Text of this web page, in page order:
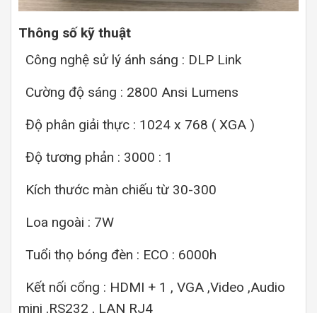
Thông số kỹ thuật
Công nghệ sử lý ánh sáng : DLP Link
Cường độ sáng : 2800 Ansi Lumens
Độ phân giải thực : 1024 x 768 ( XGA )
Độ tương phản : 3000 : 1
Kích thước màn chiếu từ 30-300
Loa ngoài : 7W
Tuổi thọ bóng đèn : ECO : 6000h
Kết nối cổng : HDMI + 1 , VGA ,Video ,Audio
mini ,RS232 , LAN RJ4